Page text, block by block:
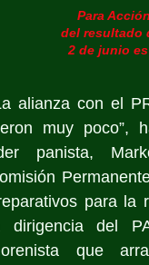
Para
del resultado
2 de junio
alianza con el
muy poco”,
panista,
para la
dirigencia del
que